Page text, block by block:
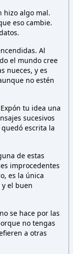
hizo algo mal.
eso cambie.
Al
el mundo cree
nueces, y es
no estén
tu idea una
sucesivos
escrita la
de estas
improcedentes
es la única
el buen
se hace por las
no tengas
a otras